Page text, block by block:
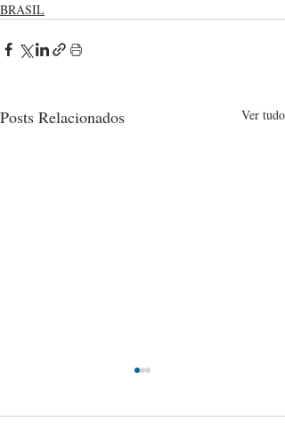
BRASIL
Posts Relacionados Ver tudo